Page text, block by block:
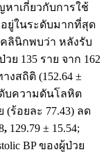
าเกี่ยวกับการใช้
อยู่ในระดับมากที่สุด
คลินิกพบว่า หลังรับ
ย 135 ราย จาก 162
งสถิติ (152.64 ±
ดับความดันโลหิต
(ร้อยละ 77.43) ลด
, 129.79 ± 15.54;
BP ของผู้ป่วย